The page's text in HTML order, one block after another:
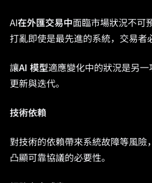
AI在外匯交易中面臨市場狀況不可
打亂即使是最先進的系統，交易者
讓AI 模型適應變化中的狀況是另
更新與迭代。
技術依賴
對技術的依賴帶來系統故障等風險
凸顯可靠協議的必要性。